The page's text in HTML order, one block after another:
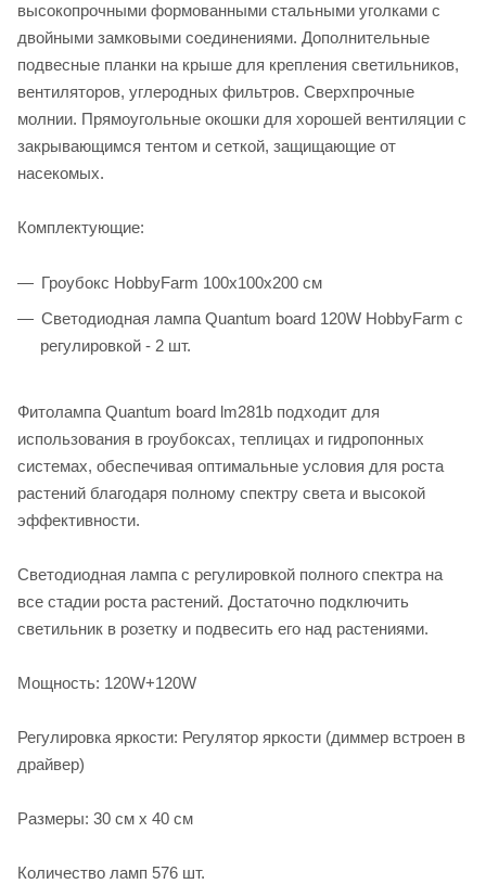
высокопрочными формованными стальными уголками с
двойными замковыми соединениями. Дополнительные
подвесные планки на крыше для крепления светильников,
вентиляторов, углеродных фильтров. Сверхпрочные
молнии. Прямоугольные окошки для хорошей вентиляции с
закрывающимся тентом и сеткой, защищающие от
насекомых.
Комплектующие:
Гроубокс HobbyFarm 100x100x200 см
Светодиодная лампа Quantum board 120W HobbyFarm с
регулировкой - 2 шт.
Фитолампа Quantum board lm281b подходит для
использования в гроубоксах, теплицах и гидропонных
системах, обеспечивая оптимальные условия для роста
растений благодаря полному спектру света и высокой
эффективности.
Светодиодная лампа с регулировкой полного спектра на
все стадии роста растений. Достаточно подключить
светильник в розетку и подвесить его над растениями.
Мощность: 120W+120W
Регулировка яркости: Регулятор яркости (диммер встроен в
драйвер)
Размеры: 30 см x 40 см
Количество ламп 576 шт.